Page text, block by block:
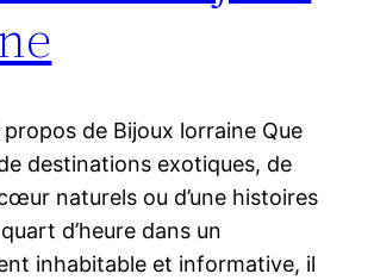
de Bijoux lorraine Que
destinations exotiques, de
naturels ou d’une histoires
d’heure dans un
inhabitable et informative, il